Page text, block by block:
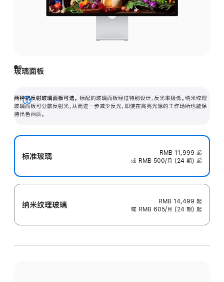
玻璃面板
两种抗反射玻璃面板可选。 标配的玻璃面板经过特别设计，反光率极低。纳米纹理
玻璃面板可分散反射光，从而进一步减少反光，即使在高亮光源的工作场所也能保
持出色画质。
展
开
标准玻璃 RMB 11,999 起
或 RMB 500/月 (24 期) 起
纳米纹理玻璃 RMB 14,499 起
或 RMB 605/月 (24 期) 起